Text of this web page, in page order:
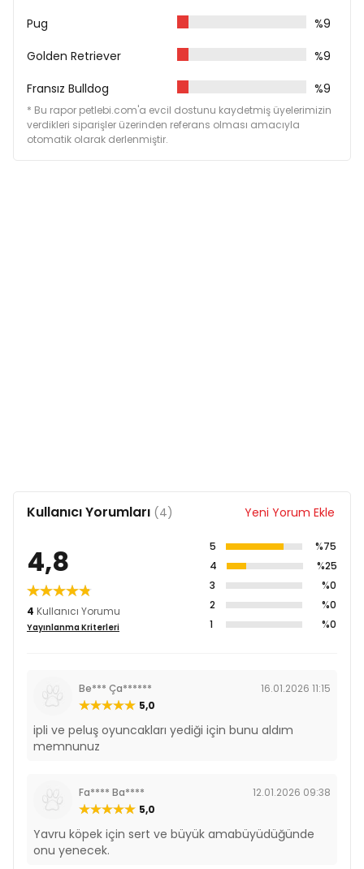
Pug
%9
Golden Retriever
%9
Fransız Bulldog
%9
* Bu rapor petlebi.com'a evcil dostunu kaydetmiş üyelerimizin
verdikleri siparişler üzerinden referans olması amacıyla
otomatik olarak derlenmiştir.
Kullanıcı Yorumları (4) Yeni Yorum Ekle
4,8
4 Kullanıcı Yorumu
Yayınlanma Kriterleri
5
%75
4
%25
3
%0
2
%0
1
%0
Be*** Ça******
16.01.2026 11:15
5,0
ipli ve peluş oyuncakları yediği için bunu aldım
memnunuz
Fa**** Ba****
12.01.2026 09:38
5,0
Yavru köpek için sert ve büyük amabüyüdüğünde
onu yenecek.